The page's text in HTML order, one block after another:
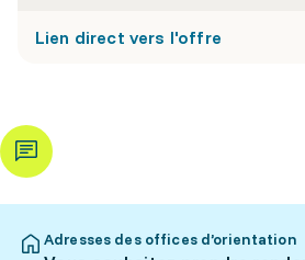
Lien direct vers l'offre
Adresses des offices d’orientation